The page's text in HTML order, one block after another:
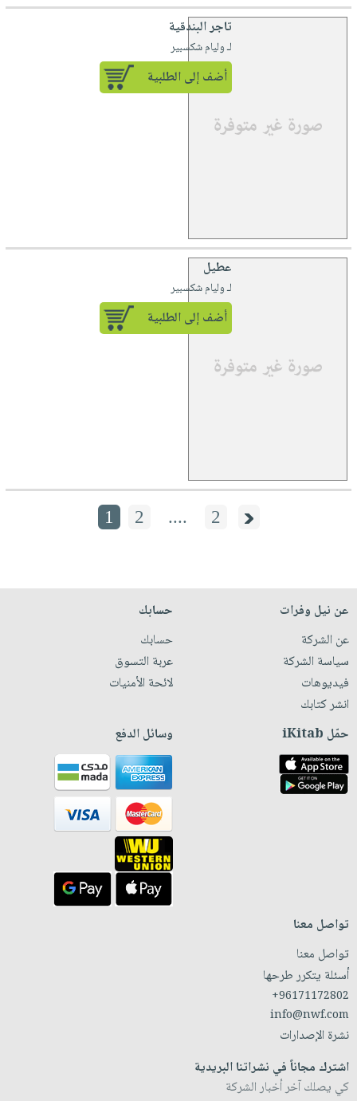
تاجر البندقية
لـ وليام شكسبير
أضف إلى الطلبية
عطيل
لـ وليام شكسبير
أضف إلى الطلبية
1 2 .... 2
عن نيل وفرات
عن الشركة
سياسة الشركة
فيديوهات
انشر كتابك
حسابك
حسابك
عربة التسوق
لائحة الأمنيات
حمّل iKitab وسائل الدفع
تواصل معنا
تواصل معنا
أسئلة يتكرر طرحها
+96171172802
info@nwf.com
نشرة الإصدارات
اشترك مجاناً في نشراتنا البريدية
كي يصلك آخر أخبار الشركة